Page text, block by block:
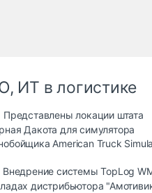
ИТ в логистике
Представлены локации штата
Дакота для симулятора
American Truck
Внедрение системы TopLog
дистрибьютора